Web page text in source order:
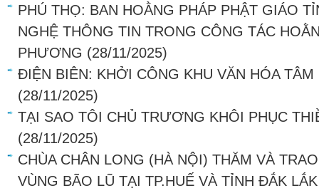
PHÚ THỌ: BAN HOẰNG PHÁP PHẬT GIÁO
NGHỆ THÔNG TIN TRONG CÔNG TÁC
PHƯƠNG (28/11/2025)
ĐIỆN BIÊN: KHỞI CÔNG KHU VĂN HÓA
(28/11/2025)
TẠI SAO TÔI CHỦ TRƯƠNG KHÔI PHỤC
(28/11/2025)
CHÙA CHÂN LONG (HÀ NỘI) THĂM VÀ
VÙNG BÃO LŨ TẠI TP.HUẾ VÀ TỈNH ĐẮK LẮK